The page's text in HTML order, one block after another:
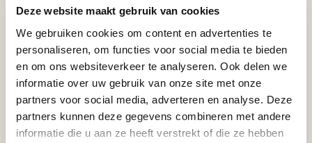
Deze website maakt gebruik van cookies
We gebruiken cookies om content en advertenties te
personaliseren, om functies voor social media te bieden
en om ons websiteverkeer te analyseren. Ook delen we
informatie over uw gebruik van onze site met onze
partners voor social media, adverteren en analyse. Deze
partners kunnen deze gegevens combineren met andere
informatie die u aan ze heeft verstrekt of die ze hebben
033-4483000
Maandag t/m vrijdag | 08.00 - 17.00 uur
Klantenservice